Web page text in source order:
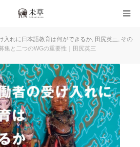
入れに日本語教育は何ができるか, 田尻英三, その
と二つのWGの重要性｜田尻英三